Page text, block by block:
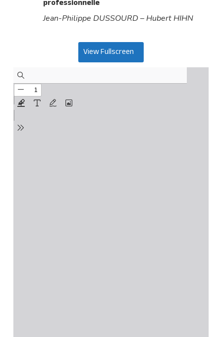
professionnelle
Jean-Philippe DUSSOURD – Hubert HIHN
View Fullscreen